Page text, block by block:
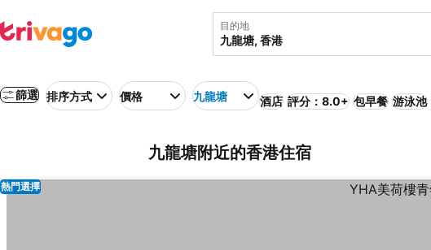
目的地
篩選 排序方式 價格 九龍塘 酒店 評分：8.0+ 包早餐 游泳池
九龍塘附近的香港住宿
熱門選擇